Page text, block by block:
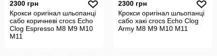
2300 грн
Крокси оригінал шльопанці
сабо коричневі crocs Echo
Clog Espresso M8 M9 M10
M11
2300 грн
Крокси оригінал шльопанці
сабо хакі crocs Echo Clog
Army M8 M9 M10 M11